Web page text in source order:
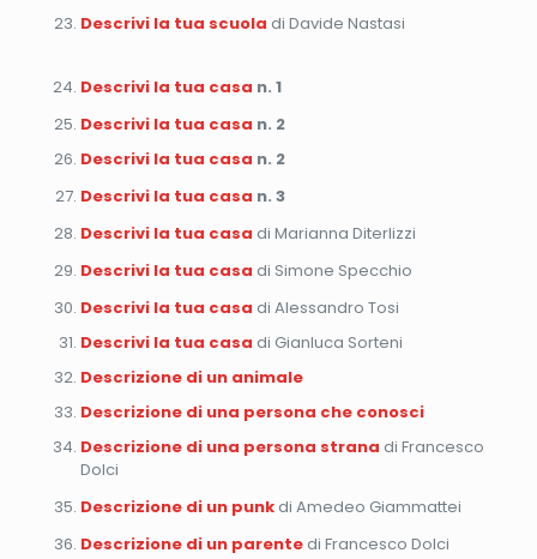
Descrivi la tua scuola di Davide Nastasi
Descrivi la tua casa n. 1
Descrivi la tua casa n. 2
Descrivi la tua casa n. 2
Descrivi la tua casa n. 3
Descrivi la tua casa di Marianna Diterlizzi
Descrivi la tua casa di Simone Specchio
Descrivi la tua casa di Alessandro Tosi
Descrivi la tua casa di Gianluca Sorteni
Descrizione di un animale
Descrizione di una persona che conosci
Descrizione di una persona strana di Francesco
Dolci
Descrizione di un punkdi Amedeo Giammattei
Descrizione di un parentedi Francesco Dolci